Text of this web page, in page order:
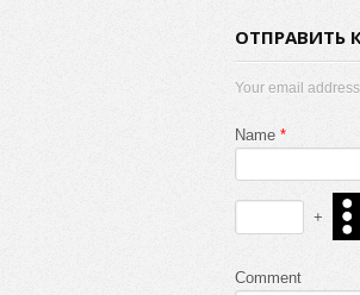
ОТПРАВИТЬ
Your email
Name *
+
Comment